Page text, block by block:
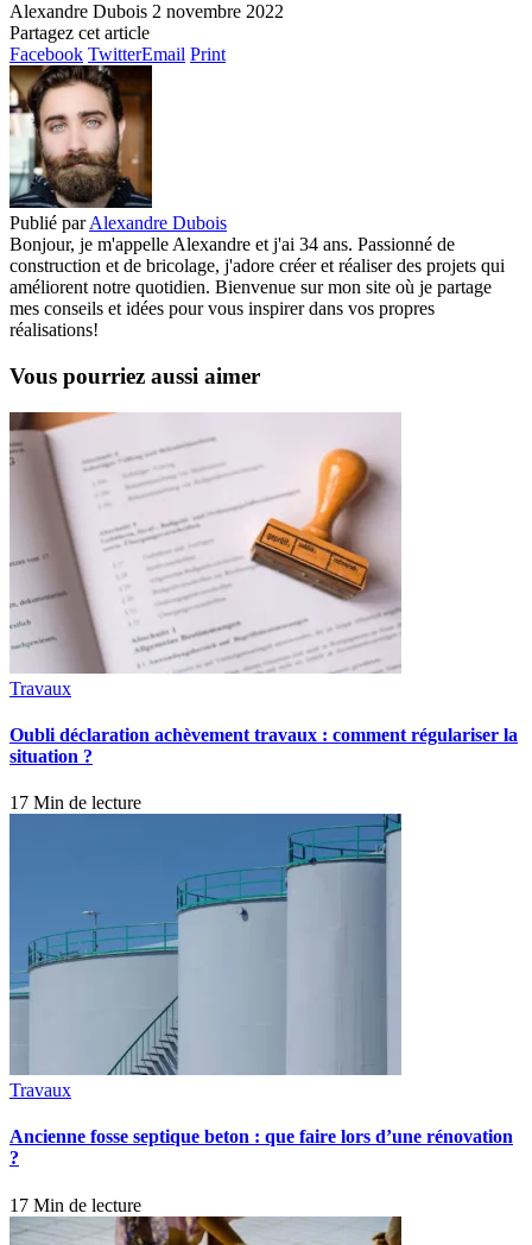
Alexandre Dubois 2 novembre 2022
Partagez cet article
Facebook TwitterEmail Print
Publié par Alexandre Dubois
Bonjour, je m'appelle Alexandre et j'ai 34 ans. Passionné de
construction et de bricolage, j'adore créer et réaliser des projets qui
améliorent notre quotidien. Bienvenue sur mon site où je partage
mes conseils et idées pour vous inspirer dans vos propres
réalisations!
Vous pourriez aussi aimer
Travaux
Oubli déclaration achèvement travaux : comment régulariser la
situation ?
17 Min de lecture
Travaux
Ancienne fosse septique beton : que faire lors d’une rénovation
?
17 Min de lecture